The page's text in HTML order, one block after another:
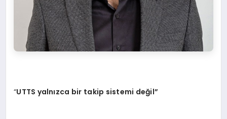
“UTTS yalnızca bir takip sistemi değil”